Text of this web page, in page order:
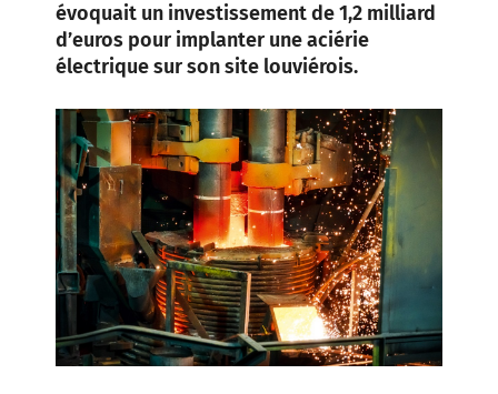
évoquait un investissement de 1,2 milliard
d’euros pour implanter une aciérie
électrique sur son site louviérois.